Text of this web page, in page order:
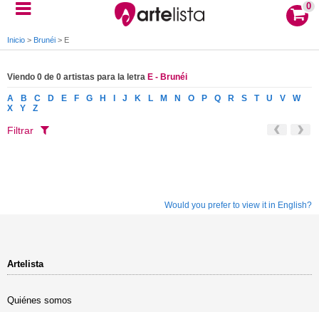
0
Inicio > Brunéi > E
Viendo 0 de 0 artistas para la letra E - Brunéi
A B C D E F G H J K L M N O P Q R S T U V
W
X
Y Z
Filtrar
Would you prefer to view it in English?
Artelista
Quiénes somos